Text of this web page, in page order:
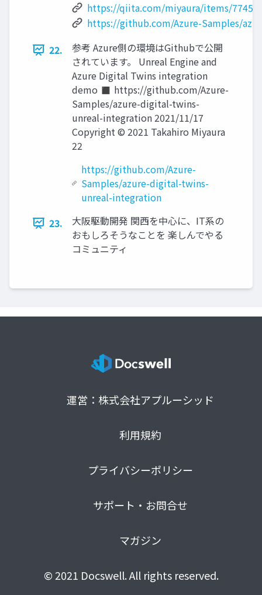
https://qiita.com/miyaura/items/
https://github.com/Azure-Samples/
22.
参考 Azure側の環境はGithubで公開
されています。 Unreal Engine and
Azure Digital Twins integration
demo ◼ https://github.com/Azure-
Samples/azure-digital-twins-
unreal-integration 2021/11/17
Copyright © 2021 Takahiro Miyaura
22
https://github.com/Azure-
Samples/azure-digital-twins-
unreal-integration
23.
大阪駆動開発 関西を中心に、IT系の
おもしろそうなことを 楽しんでやる
コミュニティ
運営：株式会社アプルーシッド
利用規約
プライバシーポリシー
サポート・お問合せ
マガジン
© 2021 Docswell. All rights reserved.